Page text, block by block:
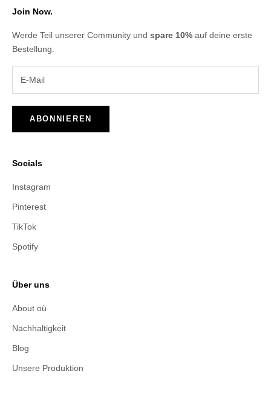
Join Now.
Werde Teil unserer Community und spare 10% auf deine erste
Bestellung.
ABONNIEREN
Socials
Instagram
Pinterest
TikTok
Spotify
Über uns
About où
Nachhaltigkeit
Blog
Unsere Produktion